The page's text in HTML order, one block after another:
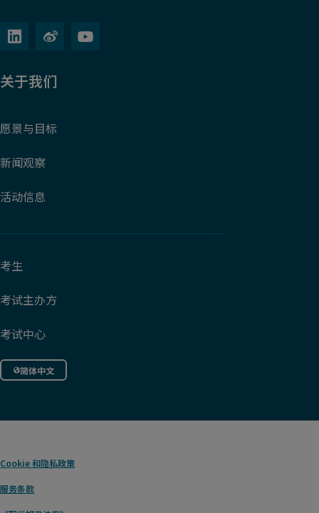
关于我们
愿景与目标
新闻观察
活动信息
考生
考试主办方
考试中心
简体中文
Cookie和隐私政策
服务条款